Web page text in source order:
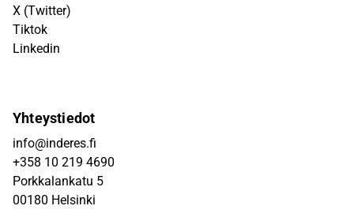
X (Twitter)
Tiktok
Linkedin
Yhteystiedot
info@inderes.fi
+358 10 219 4690
Porkkalankatu 5
00180 Helsinki